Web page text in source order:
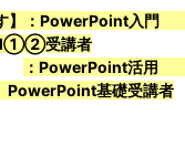
】：PowerPoint入
受講者
：PowerPoint活用
基礎受講者